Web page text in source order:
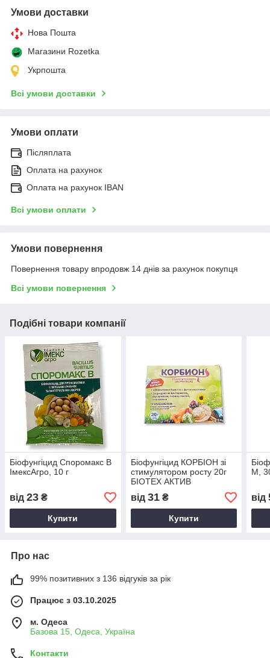
Умови доставки
Нова Пошта
Магазини Rozetka
Укрпошта
Всі умови доставки
Умови оплати
Післяплата
Оплата на рахунок
Оплата на рахунок IBAN
Всі умови оплати
Умови повернення
Повернення товару впродовж 14 днів за рахунок покупця
Всі умови повернення
Подібні товари компанії
Біофунгіцид Споромакс В
ІмексАгро, 10 г
від 23 ₴
Купити
Біофунгіцид КОРБІОН зі
стимулятором росту 20г
БІОТЕХ АКТИВ
від 31₴
Купити
М,
від
Про нас
99% позитивних з 136 відгуків за рік
Працює з 03.10.2025
м. Одеса
Базова 15, Одеса, Україна
Контакти